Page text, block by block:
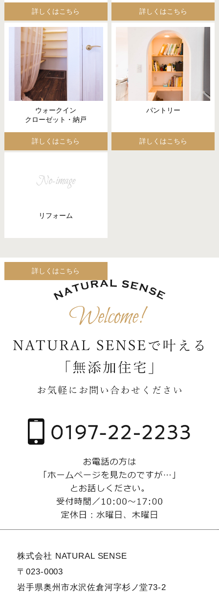
詳しくはこちら 詳しくはこちら
ウォークイン
クローゼット・納戸
詳しくはこちら
パントリー
詳しくはこちら
リフォーム
詳しくはこちら
株式会社 NATURAL SENSE
〒023-0003
岩手県奥州市水沢佐倉河字杉ノ堂73-2